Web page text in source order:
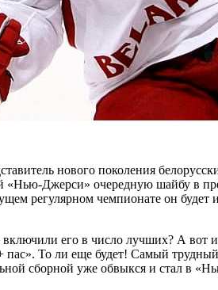
нового поколения
«Нью-Джерси» очередную шайбу в
регулярном чемпионате он
его в число лучших? А вот
То ли еще будет! Самый
сборной уже обвыкся и стал в